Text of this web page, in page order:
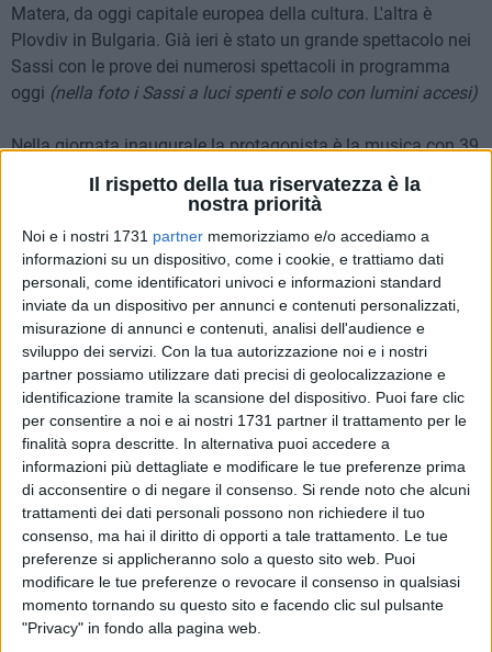
Il rispetto della tua riservatezza è la
nostra priorità
Noi e i nostri 1731 partner memorizziamo e/o accediamo a
informazioni su un dispositivo, come i cookie, e trattiamo dati
personali, come identificatori univoci e informazioni standard
inviate da un dispositivo per annunci e contenuti personalizzati,
misurazione di annunci e contenuti, analisi dell'audience e
sviluppo dei servizi. Con la tua autorizzazione noi e i nostri
partner possiamo utilizzare dati precisi di geolocalizzazione e
identificazione tramite la scansione del dispositivo. Puoi fare clic
per consentire a noi e ai nostri 1731 partner il trattamento per le
finalità sopra descritte. In alternativa puoi accedere a
informazioni più dettagliate e modificare le tue preferenze prima
di acconsentire o di negare il consenso. Si rende noto che alcuni
trattamenti dei dati personali possono non richiedere il tuo
consenso, ma hai il diritto di opporti a tale trattamento. Le tue
preferenze si applicheranno solo a questo sito web. Puoi
modificare le tue preferenze o revocare il consenso in qualsiasi
momento tornando su questo sito e facendo clic sul pulsante
"Privacy" in fondo alla pagina web.
Matera, da oggi capitale europea della cultura. L'altra è
Plovdiv in Bulgaria. Già ieri è stato un grande spettacolo nei
Sassi con le prove dei numerosi spettacoli in programma
oggi (nella foto i Sassi a luci spenti e solo con lumini accesi)
Nella giornata inaugurale la protagonista è la musica con 39
bande d'Italia e d'Europa, per un totale di 2019 musicisti. Il
programma inizia alle ore 10.00 circa per l'inaugurazione
l'arrivo del presidente del Consiglio dei ministri Giuseppe
Conte.Leggi le notizie sul programma di oggi, sui trasporti
e sulle regole di accesso agli eventi nel nostro speciale.
La cerimonia istituzionale di inaugurazione si terrà in diretta
su Rai1 in Eurovisione (anche in HD sul Canale 501), dalle
ore 18,50 alle 19,55 circa. "Matera 2019 – Open Future", un
grande e unico evento di arte, musica, spettacolo, tradizione
e creatività, ospitato in una delle cornici più suggestive del
mondo. Alla serata saranno presenti il Presidente della
Repubblica italiana Sergio Mattarella, il Presidente del
Consiglio Giuseppe Conte, il Ministro per i Beni e le Attività
Culturali Alberto Bonisoli, il Presidente della Rai Marcello
Foa, l'Amministratore Delegato Rai Fabrizio Salini, il Direttore
di Rai1 Teresa De Santis.